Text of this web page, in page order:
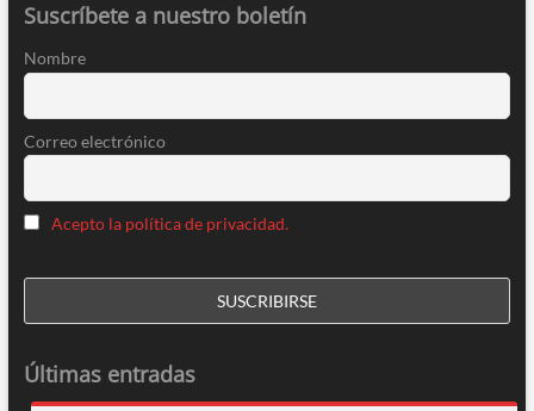
Suscríbete a nuestro boletín
Nombre
Correo electrónico
Acepto la política de privacidad.
Últimas entradas